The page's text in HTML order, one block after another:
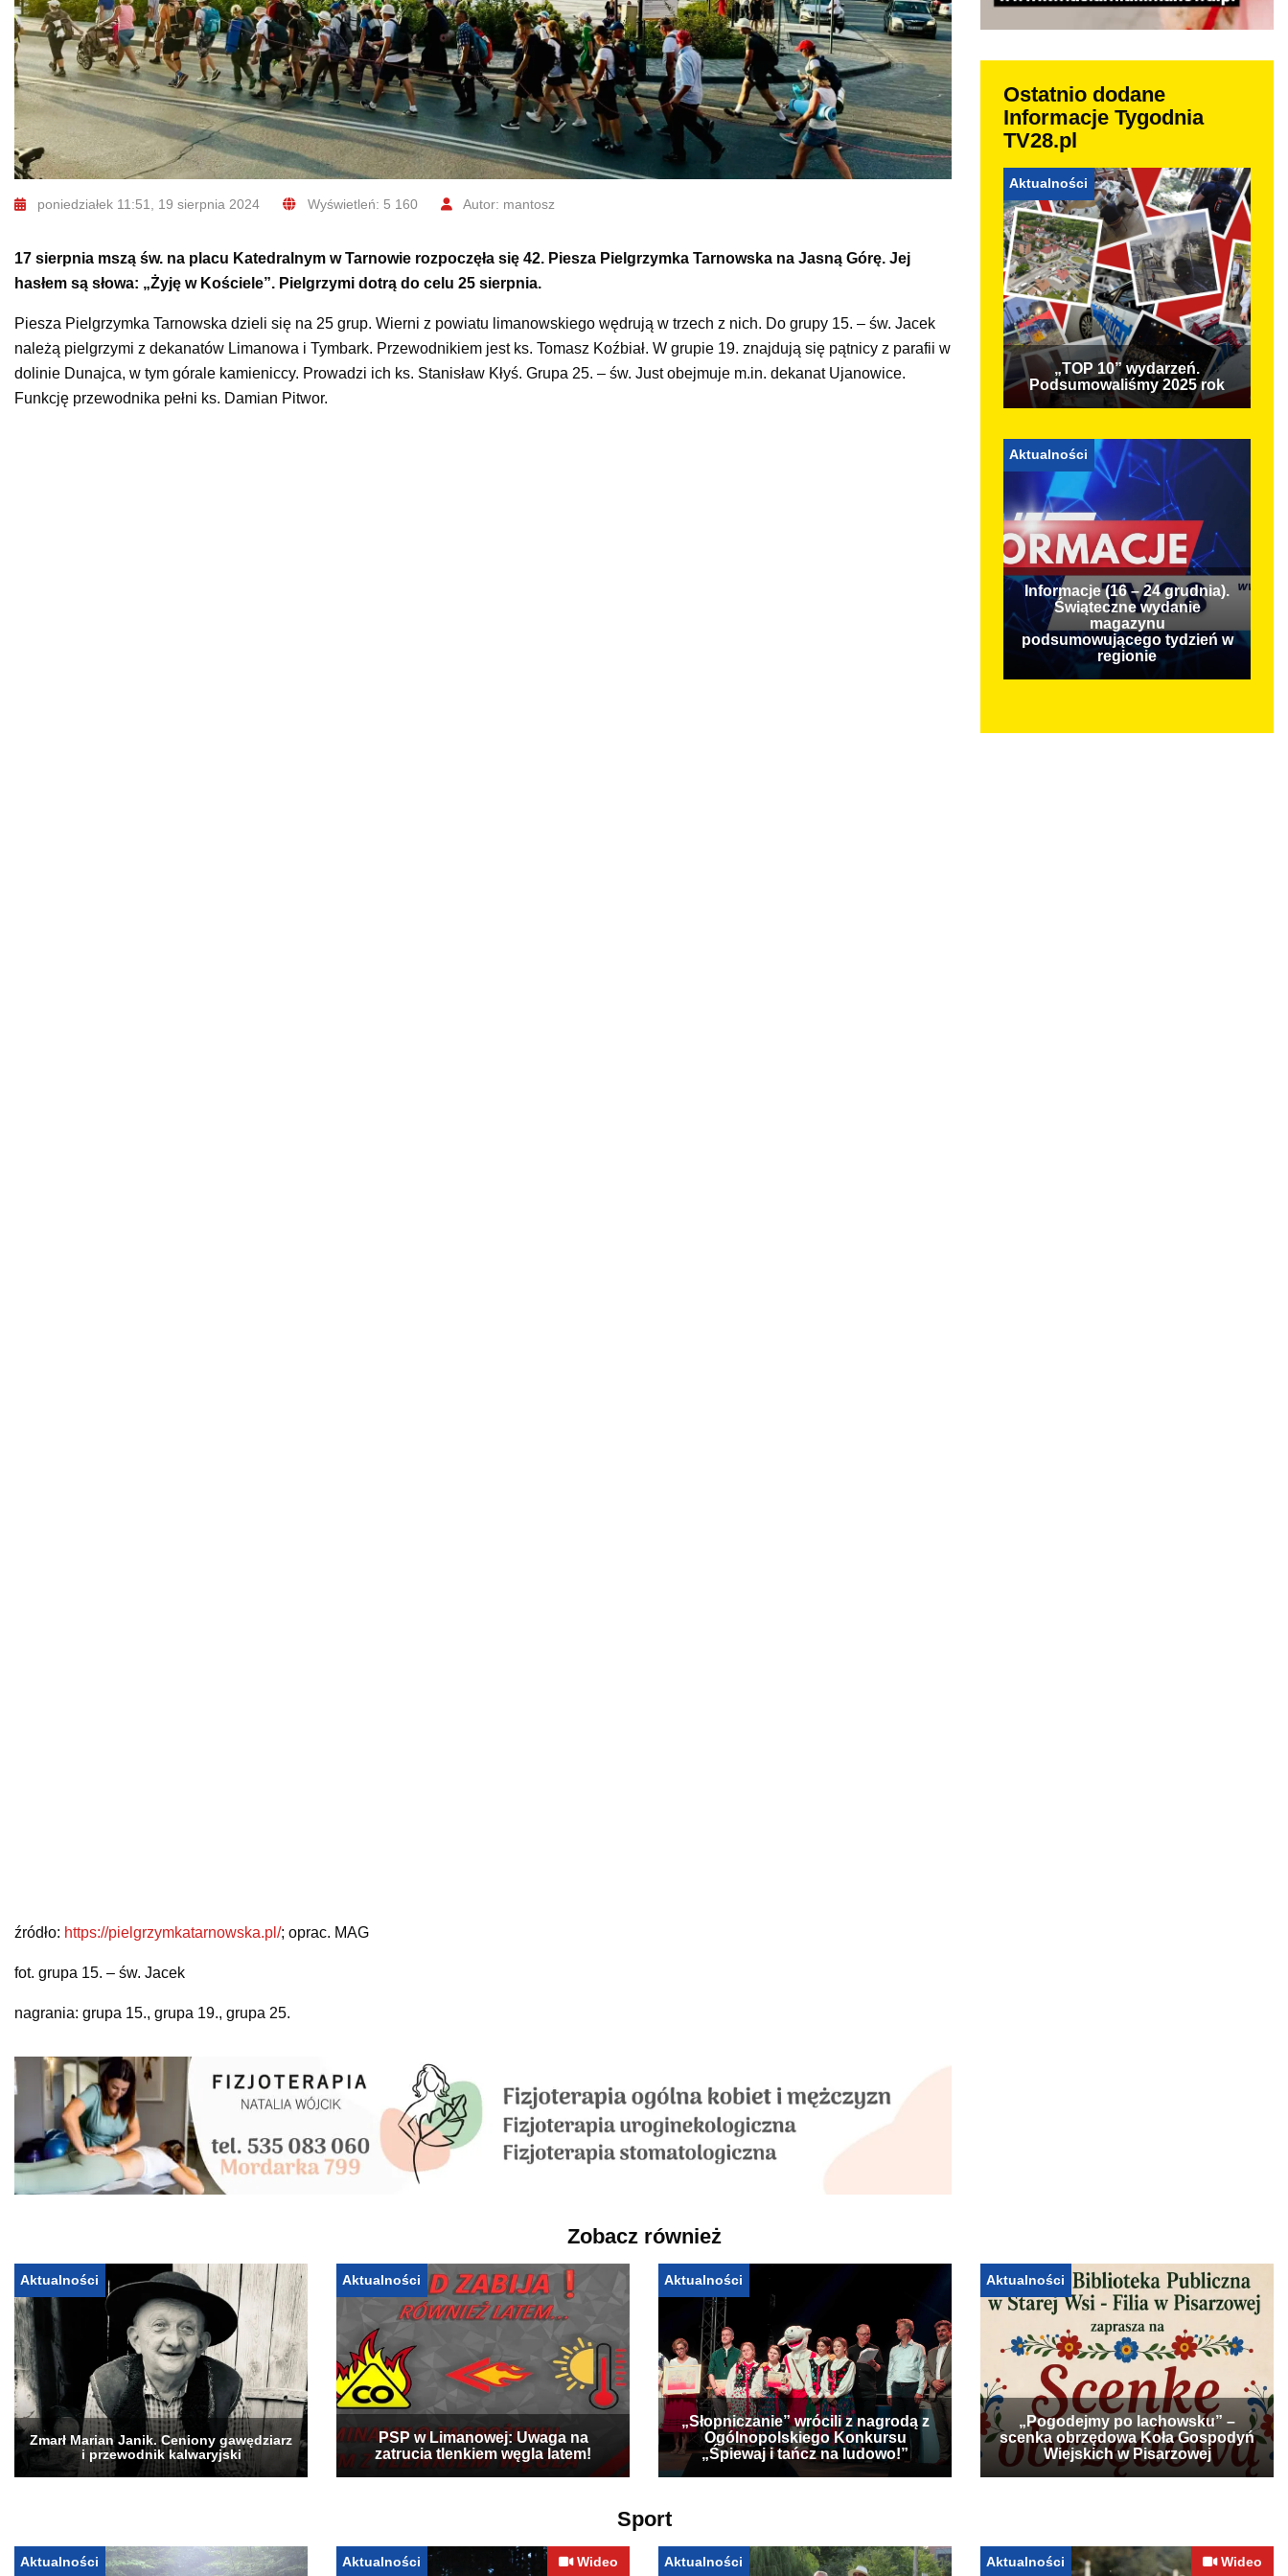
poniedziałek 11:51, 19 sierpnia 2024 Wyświetleń: 5 160 Autor: mantosz
17 sierpnia mszą św. na placu Katedralnym w Tarnowie rozpoczęła się 42. Piesza Pielgrzymka Tarnowska na Jasną Górę. Jej
hasłem są słowa: „Żyję w Kościele”. Pielgrzymi dotrą do celu 25 sierpnia.
Piesza Pielgrzymka Tarnowska dzieli się na 25 grup. Wierni z powiatu limanowskiego wędrują w trzech z nich. Do grupy 15. – św. Jacek
należą pielgrzymi z dekanatów Limanowa i Tymbark. Przewodnikiem jest ks. Tomasz Koźbiał. W grupie 19. znajdują się pątnicy z parafii w
dolinie Dunajca, w tym górale kamieniccy. Prowadzi ich ks. Stanisław Kłyś. Grupa 25. – św. Just obejmuje m.in. dekanat Ujanowice.
Funkcję przewodnika pełni ks. Damian Pitwor.
źródło: https://pielgrzymkatarnowska.pl/; oprac. MAG
fot. grupa 15. – św. Jacek
nagrania: grupa 15., grupa 19., grupa 25.
Ostatnio dodane
Informacje Tygodnia
TV28.pl
Aktualności
„TOP 10” wydarzeń.
Podsumowaliśmy 2025 rok
Aktualności
Informacje (16 – 24 grudnia).
Świąteczne wydanie
magazynu
podsumowującego tydzień w
regionie
Zobacz również
Aktualności
Zmarł Marian Janik. Ceniony gawędziarz
i przewodnik kalwaryjski
Aktualności
PSP w Limanowej: Uwaga na
zatrucia tlenkiem węgla latem!
Aktualności
„Słopniczanie” wrócili z nagrodą z
Ogólnopolskiego Konkursu
„Śpiewaj i tańcz na ludowo!”
Aktualności
„Pogodejmy po lachowsku” –
scenka obrzędowa Koła Gospodyń
Wiejskich w Pisarzowej
Sport
Aktualności Aktualności Wideo Aktualności Aktualności Wideo